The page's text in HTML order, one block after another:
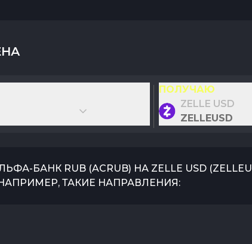
ПОЛУЧАЮ
ZELLE USD
ZELLEUSD
БАНК RUB (ACRUB) НА ZELLE USD (
ТАКИЕ НАПРАВЛЕНИЯ: